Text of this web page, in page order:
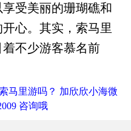
受美丽的珊瑚礁和
心。其实，索马里
不少游客慕名前
马里游吗？ 加欣欣小海微
咨询哦